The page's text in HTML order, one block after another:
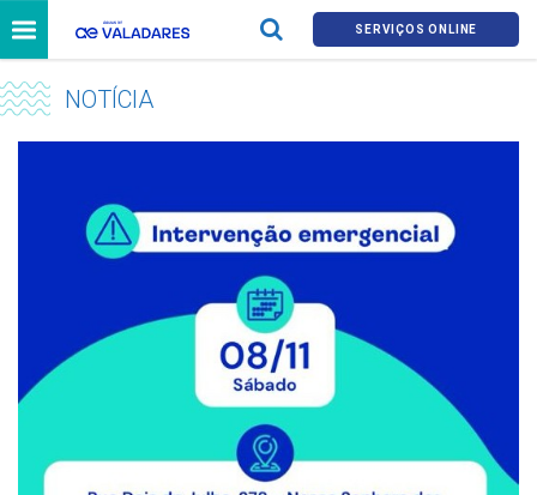
SERVIÇOS ONLINE
NOTÍCIA